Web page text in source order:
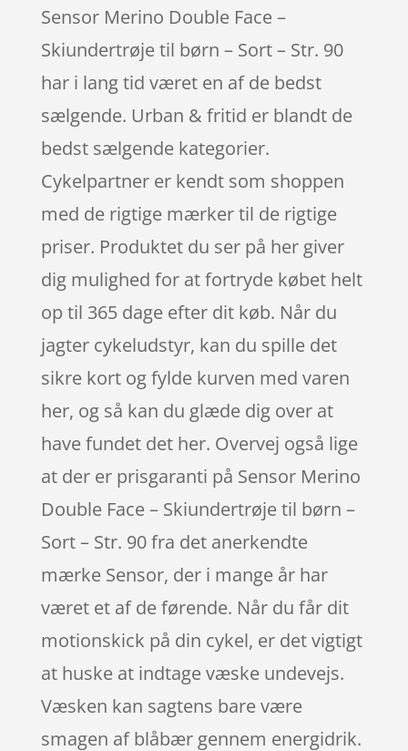
Sensor Merino Double Face –
Skiundertrøje til børn – Sort – Str. 90
har i lang tid været en af de bedst
sælgende. Urban & fritid er blandt de
bedst sælgende kategorier.
Cykelpartner er kendt som shoppen
med de rigtige mærker til de rigtige
priser. Produktet du ser på her giver
dig mulighed for at fortryde købet helt
op til 365 dage efter dit køb. Når du
jagter cykeludstyr, kan du spille det
sikre kort og fylde kurven med varen
her, og så kan du glæde dig over at
have fundet det her. Overvej også lige
at der er prisgaranti på Sensor Merino
Double Face – Skiundertrøje til børn –
Sort – Str. 90 fra det anerkendte
mærke Sensor, der i mange år har
været et af de førende. Når du får dit
motionskick på din cykel, er det vigtigt
at huske at indtage væske undevejs.
Væsken kan sagtens bare være
smagen af blåbær gennem energidrik.